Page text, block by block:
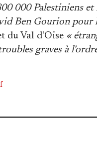
000 Palestiniens
Ben Gourion pour
du Val d'Oise «
graves à